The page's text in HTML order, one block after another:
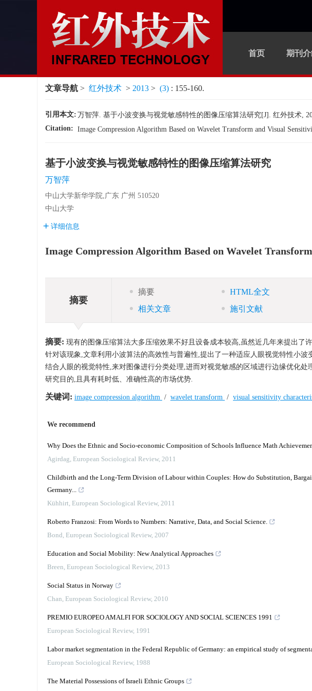
首页 期刊
文章导航 > 红外技术 > 2013 > (3) : 155-160.
引用本文: 万智萍. 基于小波变换与视觉敏感特性的图像压缩算法研究[J]. 红外技术,
Citation: Image Compression Algorithm Based on Wavelet Transform and Visual
基于小波变换与视觉敏感特性的图像压缩算法研究
万智萍
中山大学新华学院,广东 广州 510520
中山大学
详细信息
Image Compression Algorithm Based on Wavelet
摘要
摘要 HTML全文
相关文章
施引文献
摘要: 现有的图像压缩算法大多压缩效果不好且设备成本较高,虽然近几年来提出了
针对该现象,文章利用小波算法的高效性与普遍性,提出了一种适应人眼视觉特性小
结合人眼的视觉特性,来对图像进行分类处理,进而对视觉敏感的区域进行边缘优化
研究目的,且具有耗时低、准确性高的市场优势.
关键词: image compression algorithm / wavelet transform / visual sensitivity
We recommend
Why Does the Ethnic and Socio-economic Composition of Schools Influence Math
Agirdag, European Sociological Review, 2011
Childbirth and the Long-Term Division of Labour within Couples: How do Substitution,
Germany...
Kühhirt, European Sociological Review, 2011
Roberto Franzosi: From Words to Numbers: Narrative, Data, and Social Science.
Bond, European Sociological Review, 2007
Education and Social Mobility: New Analytical Approaches
Breen, European Sociological Review, 2013
Social Status in Norway
Chan, European Sociological Review, 2010
PREMIO EUROPEO AMALFI FOR SOCIOLOGY AND SOCIAL SCIENCES 1991
European Sociological Review, 1991
Labor market segmentation in the Federal Republic of Germany: an empirical study of
European Sociological Review, 1988
The Material Possessions of Israeli Ethnic Groups